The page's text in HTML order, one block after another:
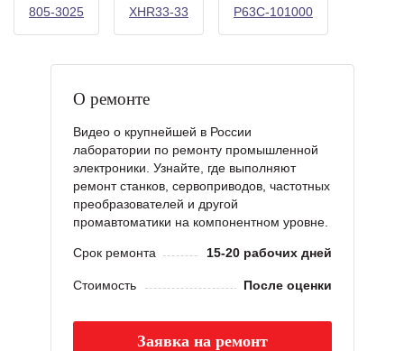
805-3025 XHR33-33 P63C-101000
О ремонте
Видео о крупнейшей в России
лаборатории по ремонту промышленной
электроники. Узнайте, где выполняют
ремонт станков, сервоприводов, частотных
преобразователей и другой
промавтоматики на компонентном уровне.
Срок ремонта 15-20 рабочих дней
Стоимость После оценки
Заявка на ремонт